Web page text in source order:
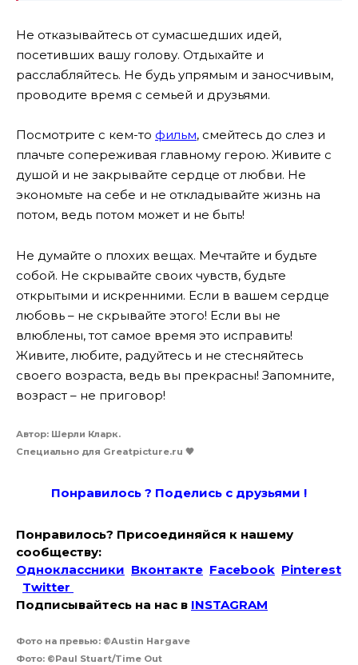
Не отказывайтесь от сумасшедших идей,
посетивших вашу голову. Отдыхайте и
расслабляйтесь. Не будь упрямым и заносчивым,
проводите время с семьей и друзьями.
Посмотрите с кем-то фильм, смейтесь до слез и
плачьте сопереживая главному герою. Живите с
душой и не закрывайте сердце от любви. Не
экономьте на себе и не откладывайте жизнь на
потом, ведь потом может и не быть!
Не думайте о плохих вещах. Мечтайте и будьте
собой. Не скрывайте своих чувств, будьте
открытыми и искренними. Если в вашем сердце
любовь – не скрывайте этого! Если вы не
влюблены, тот самое время это исправить!
Живите, любите, радуйтесь и не стесняйтесь
своего возраста, ведь вы прекрасны! Запомните,
возраст – не приговор!
Автор: Шерли Кларк.
Специально для Greatpicture.ru 🖤
Понравилось ? Поделись с друзьями !
Понравилось? Присоединяйся к нашему
сообществу:
Одноклассники Вконтакте Facebook Pinterest
Twitter
Подписывайтесь на наc в INSTAGRAM
Фото на превью: ©Austin Hargave
Фото: ©Paul Stuart/Time Out